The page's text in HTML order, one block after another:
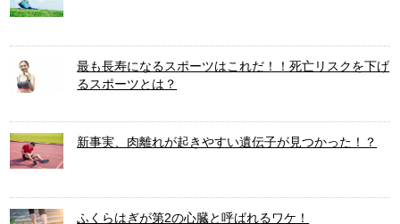
最も長寿になるスポーツはこれだ！！死亡リスクを下げ
るスポーツとは？
新事実、肉離れが起きやすい遺伝子が見つかった！？
ふくらはぎが第2の心臓と呼ばれるワケ！